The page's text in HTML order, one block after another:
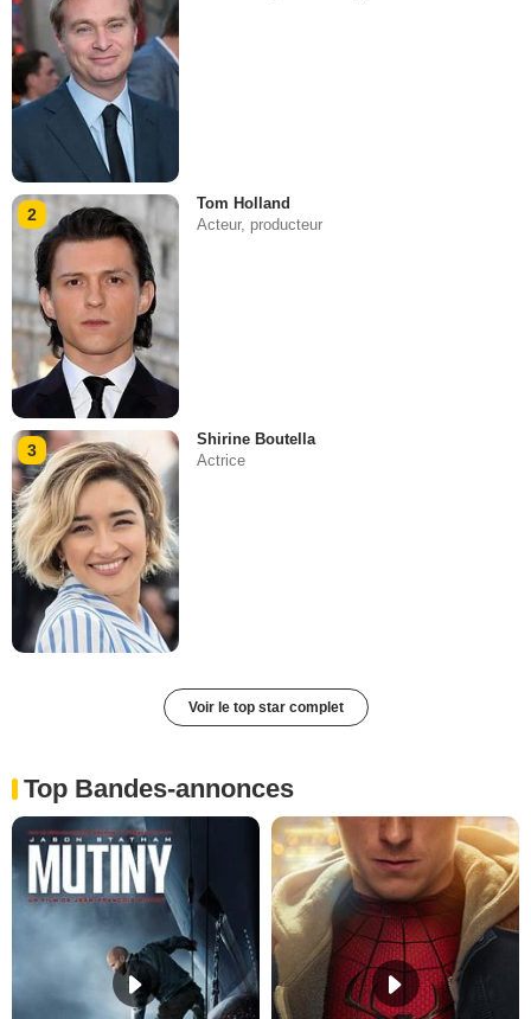
2
Tom Holland
Acteur, producteur
3
Shirine Boutella
Actrice
Voir le top star complet
Top Bandes-annonces